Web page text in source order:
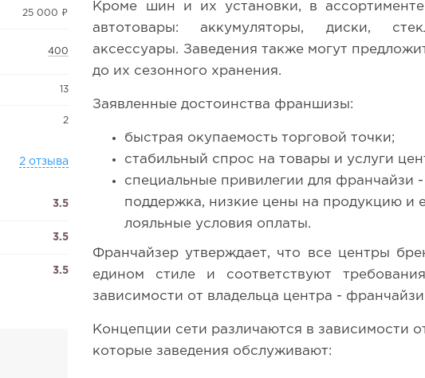
25 000 ₽
400
13
2
2 отзыва
3.5
3.5
3.5
Кроме шин и их установки, в
автотовары: аккумуляторы, диски,
аксессуары. Заведения также могут
до их сезонного хранения.
Заявленные достоинства франшизы:
быстрая окупаемость торговой точки;
стабильный спрос на товары и услуги
специальные привилегии для франчайзи
поддержка, низкие цены на продукцию и
лояльные условия оплаты.
Франчайзер утверждает, что все центры
едином стиле и соответствуют
зависимости от владельца центра -
Концепции сети различаются в зависимости
которые заведения обслуживают: